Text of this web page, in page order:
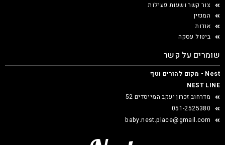
צור קשר ושעות פעילות
המגזין
אודות
ביטול עסקה
שומרים על קשר
Nest - מקום להורים וטף
NEST LINE
מדרחוב זכרון יעקב המייסדים 52
051-2525380
baby.nest.place@gmail.com